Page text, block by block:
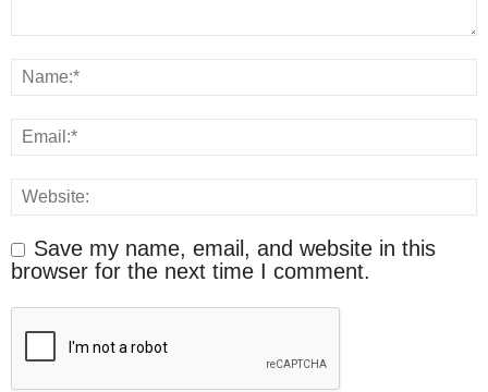
Save my name, email, and website in this
browser for the next time I comment.